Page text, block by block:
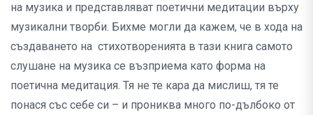
на музика и представляват поетични медитации върху
музикални творби. Бихме могли да кажем, че в хода на
създаването на стихотворенията в тази книга самото
слушане на музика се възприема като форма на
поетична медитация. Тя не те кара да мислиш, тя те
понася със себе си – и прониква много по-дълбоко от